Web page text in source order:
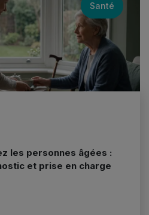
Santé
les personnes âgées :
et prise en charge